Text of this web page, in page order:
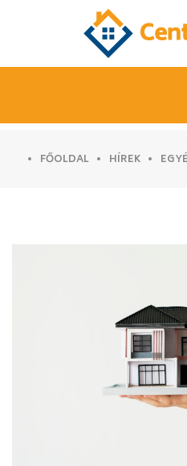
FŐOLDAL HÍREK